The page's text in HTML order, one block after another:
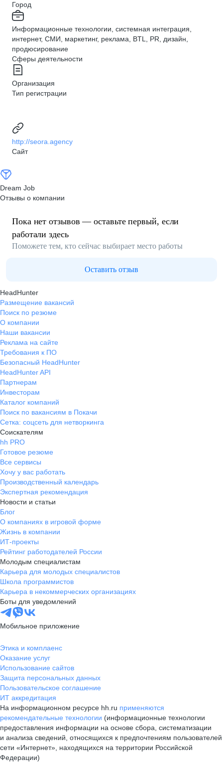
Город
Информационные технологии, системная интеграция,
интернет, СМИ, маркетинг, реклама, BTL, PR, дизайн,
продюсирование
Сферы деятельности
Организация
Тип регистрации
http://seora.agency
Сайт
Dream Job
Отзывы о компании
Пока нет отзывов — оставьте первый, если
работали здесь
Поможете тем, кто сейчас выбирает место работы
Оставить отзыв
HeadHunter
Размещение вакансий
Поиск по резюме
О компании
Наши вакансии
Реклама на сайте
Требования к ПО
Безопасный HeadHunter
HeadHunter API
Партнерам
Инвесторам
Каталог компаний
Поиск по вакансиям в Покачи
Сетка: соцсеть для нетворкинга
Соискателям
hh PRO
Готовое резюме
Все сервисы
Хочу у вас работать
Производственный календарь
Экспертная рекомендация
Новости и статьи
Блог
О компаниях в игровой форме
Жизнь в компании
ИТ-проекты
Рейтинг работодателей России
Молодым специалистам
Карьера для молодых специалистов
Школа программистов
Карьера в некоммерческих организациях
Боты для уведомлений
Мобильное приложение
Этика и комплаенс
Оказание услуг
Использование сайтов
Защита персональных данных
Пользовательское соглашение
ИТ аккредитация
На информационном ресурсе hh.ru применяются
рекомендательные технологии (информационные технологии
предоставления информации на основе сбора, систематизации
и анализа сведений, относящихся к предпочтениям пользователей
сети «Интернет», находящихся на территории Российской
Федерации)